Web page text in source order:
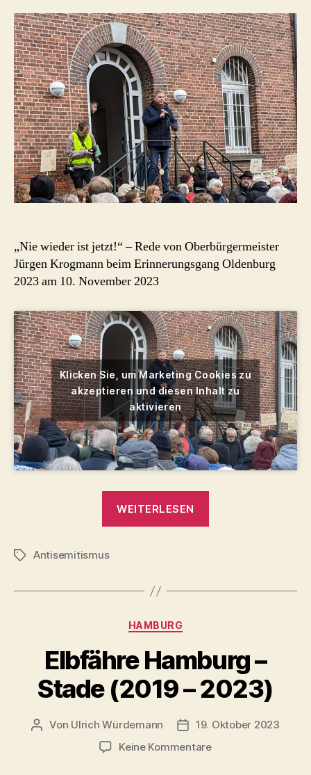
ist
jetzt!
–
Rede
Oberbürgermeister
Jürgen
Krogmann,
Erinnerungsgang
Oldenburg
10.
November
2023
„Nie wieder ist jetzt!“ – Rede von Oberbürgermeister
Jürgen Krogmann beim Erinnerungsgang Oldenburg
2023 am 10. November 2023
Klicken Sie, um Marketing Cookies zu
akzeptieren und diesen Inhalt zu
aktivieren
WEITERLESEN
Rede
Erinnerungsgang
Oldenburg
November
2023“
Schlagwörter
Antisemitismus
Kategorien
HAMBURG
Elbfähre Hamburg –
Stade (2019 – 2023)
Beitragsautor
Von Ulrich Würdemann Beitragsdatum
19. Oktober 2023
Keine Kommentarezu